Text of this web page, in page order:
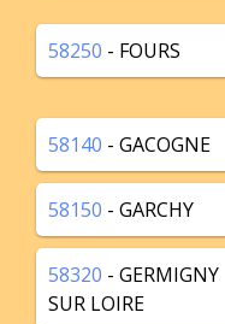
58250 - FOURS
58140 - GACOGNE
58150 - GARCHY
58320 - GERMIGNY
SUR LOIRE